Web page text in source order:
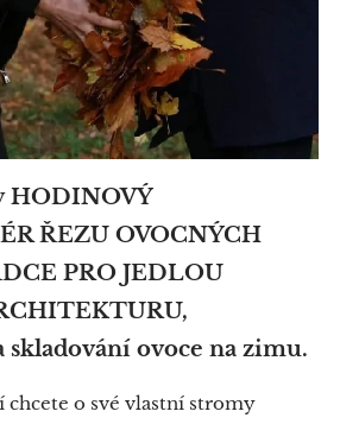
HODINOVÝ
ŘEZU OVOCNÝCH
PRO JEDLOU
skladování ovoce na zimu.
chcete o své vlastní stromy